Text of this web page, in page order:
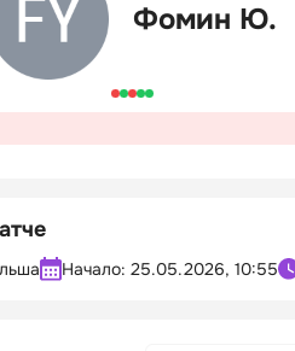
Фомин Ю.
Начало: 25.05.2026, 10:55